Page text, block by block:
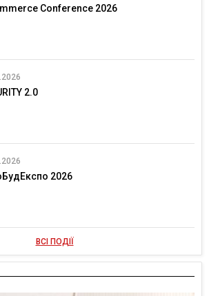
Conference 2026
2.0
2026
ВСІ ПОДІЇ